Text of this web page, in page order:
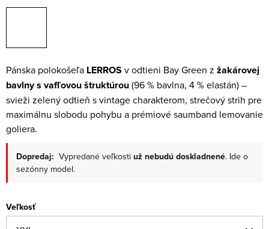
Pánska polokošeľa LERROS v odtieni Bay Green z žakárovej
bavlny s vafľovou štruktúrou(96 % bavlna, 4 % elastán) –
svieži zelený odtieň s vintage charakterom, strečový strih pre
maximálnu slobodu pohybu a prémiové saumband lemovanie
goliera.
Dopredaj: Vypredané veľkosti už nebudú doskladnené. Ide o
sezónny model.
Veľkosť